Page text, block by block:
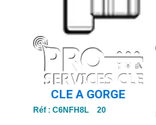
CLE A GORGE
Réf :C6NFH8L 20